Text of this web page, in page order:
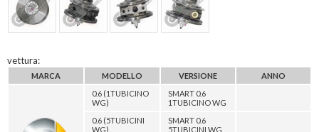
vettura:
MARCA MODELLO VERSIONE
ANNO
0.6 (1TUBICINO
WG)
SMART 0.6
1TUBICINO WG
0.6 (5TUBICINI
WG)
SMART 0.6
5TUBICINI WG